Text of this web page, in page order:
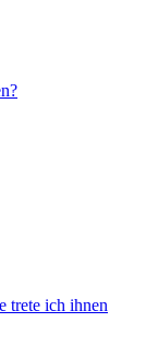
trete ich ihnen